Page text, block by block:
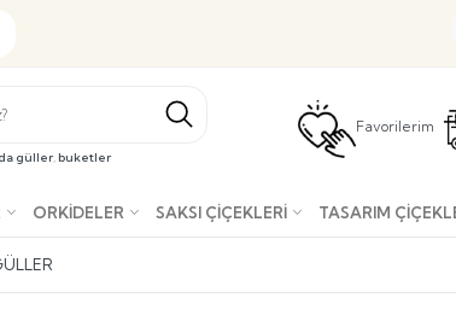
güller, buketler
Favorilerim
ORKIDELER SAKSI ÇIÇEKLERI TASARIM